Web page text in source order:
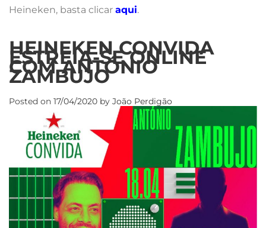
Heineken, basta clicar aqui.
HEINEKEN CONVIDA
ESTREIA-SE ONLINE
COM ANTÓNIO
ZAMBUJO
Posted on 17/04/2020 by João Perdigão